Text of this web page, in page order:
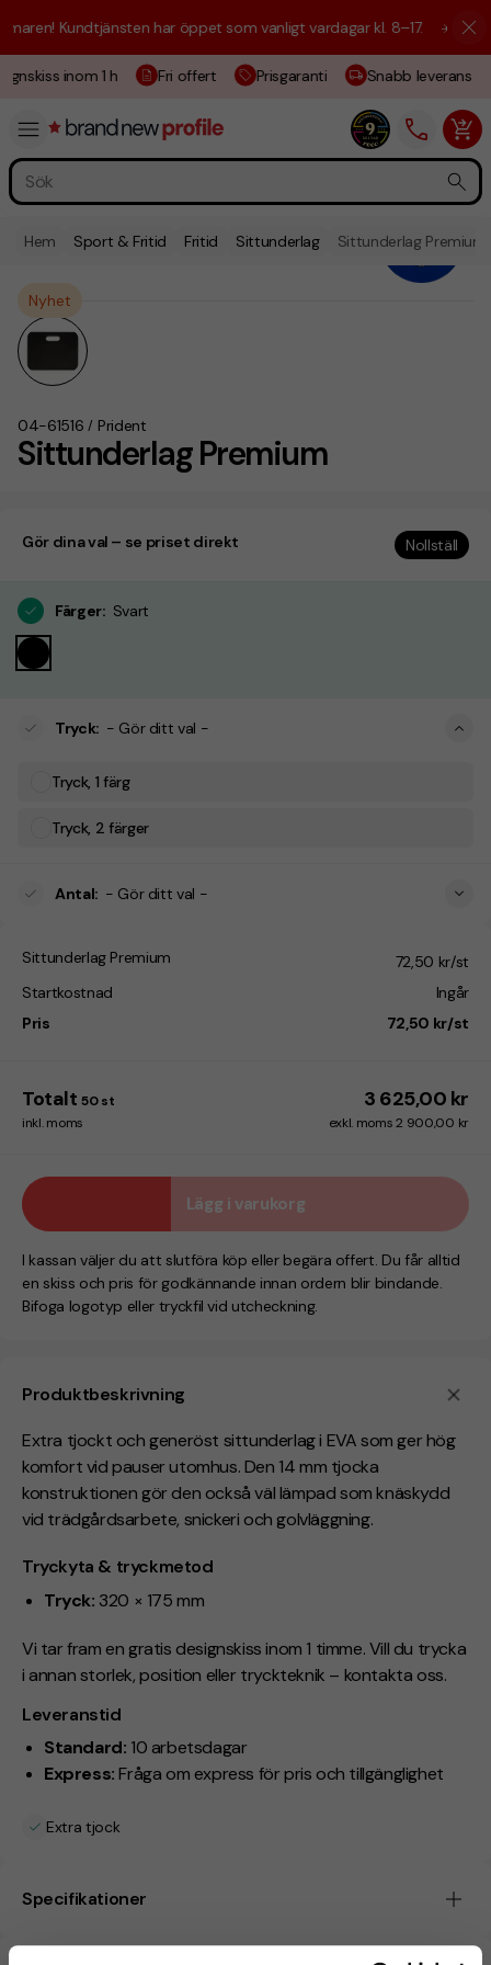
Kundtjänsten har öppet som vanligt vardagar kl. 8–17. ☀️ Vi är
inom 1 h Fri offert Prisgaranti Snabb leverans
Hem Sport & Fritid Fritid Sittunderlag Sittunderlag Premium
Sittunderlag Premium
04-61516 / Prident
Nyhet
Produktbeskrivning
Extra tjockt och generöst sittunderlag i EVA som ger hög
komfort vid pauser utomhus. Den 14 mm tjocka
konstruktionen gör den också väl lämpad som knäskydd
vid trädgårdsarbete, snickeri och golvläggning.
Tryckyta & tryckmetod
Tryck: 320 × 175 mm
Vi tar fram en gratis designskiss inom 1 timme. Vill du trycka
i annan storlek, position eller tryckteknik – kontakta oss.
Leveranstid
Standard: 10 arbetsdagar
Express:Fråga om express förpris och tillgänglighet
Extra tjock
Specifikationer
Gör dina val – se priset direkt Nollställ
Färger: Svart
Tryck: - Gör ditt val -
Tryck, 1 färg
Tryck, 2 färger
Antal: - Gör ditt val -
Sittunderlag Premium
72,50 kr/st
Startkostnad
Ingår
Pris
72,50 kr/st
Totalt 50 st 3 625,00 kr
inkl. moms exkl. moms 2 900,00 kr
Lägg i varukorg
I kassan väljer du att slutföra köp eller begära offert. Du får alltid
en skiss och pris för godkännande innan ordern blir bindande.
Bifoga logotyp eller tryckfil vid utcheckning.